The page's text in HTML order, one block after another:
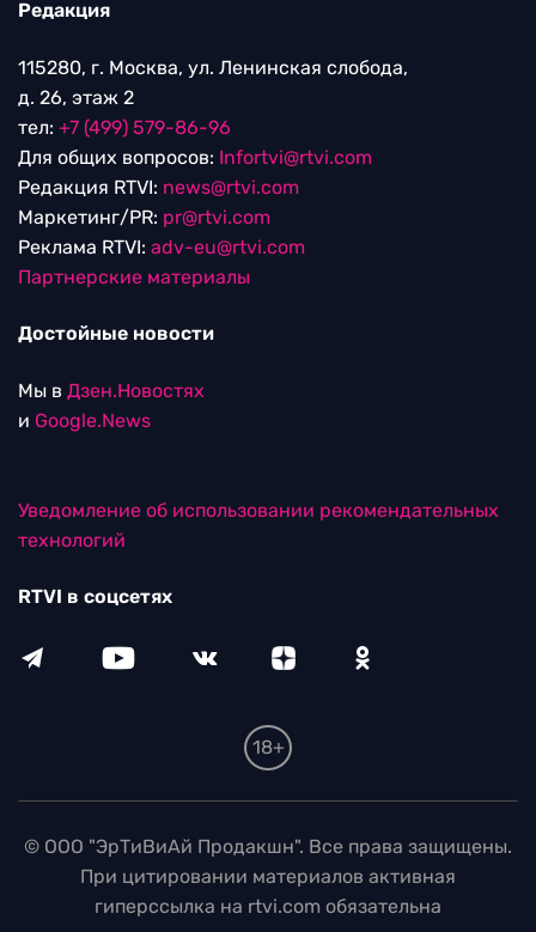
Редакция
115280, г. Москва, ул. Ленинская слобода,
д. 26, этаж 2
тел: +7 (499) 579-86-96
Для общих вопросов: Infortvi@rtvi.com
Редакция RTVI: news@rtvi.com
Маркетинг/PR: pr@rtvi.com
Реклама RTVI: adv-eu@rtvi.com
Партнерские материалы
Достойные новости
Мы в Дзен.Новостях
и Google.News
Уведомление об использовании рекомендательных
технологий
RTVI в соцсетях
18+
© ООО "ЭрТиВиАй Продакшн". Все права защищены.
При цитировании материалов активная
гиперссылка на rtvi.com обязательна